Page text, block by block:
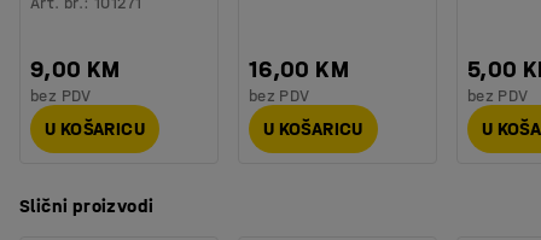
9,00 KM
bez PDV
U KOŠARICU
16,00 KM
bez PDV
U KOŠARICU
5,00
bez PDV
U
Slični proizvodi